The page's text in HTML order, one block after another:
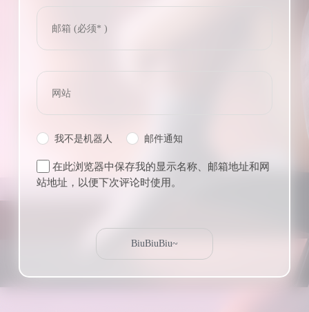
我不是机器人 邮件通知
在此浏览器中保存我的显示名称、邮箱地址和网
站地址，以便下次评论时使用。